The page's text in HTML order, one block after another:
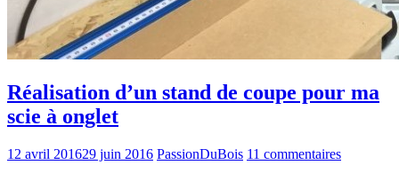
Réalisation d’un stand de coupe pour ma
scie à onglet
12 avril 201629 juin 2016 PassionDuBois 11 commentaires